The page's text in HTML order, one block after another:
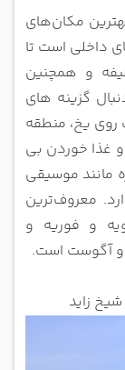
مکان‌های
داخلی است تا
و همچنین
گزینه های
یخ، منطقه
غذا خوردن بی
مانند موسیقی
معروف‌ترین
و فوریه و
و آگوست است.
زاید